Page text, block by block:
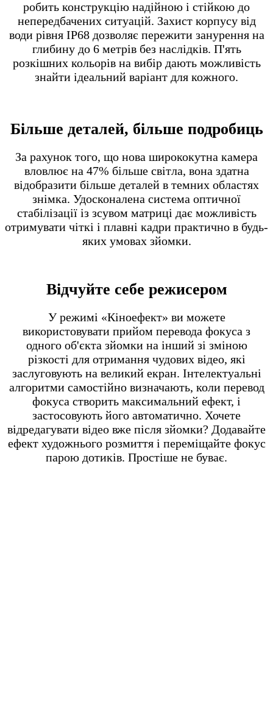
робить конструкцію надійною і стійкою до
непередбачених ситуацій. Захист корпусу від
води рівня IP68 дозволяє пережити занурення на
глибину до 6 метрів без наслідків. П'ять
розкішних кольорів на вибір дають можливість
знайти ідеальний варіант для кожного.
Більше деталей, більше подробиць
За рахунок того, що нова ширококутна камера
вловлює на 47% більше світла, вона здатна
відобразити більше деталей в темних областях
знімка. Удосконалена система оптичної
стабілізації із зсувом матриці дає можливість
отримувати чіткі і плавні кадри практично в будь-
яких умовах зйомки.
Відчуйте себе режисером
У режимі «Кіноефект» ви можете
використовувати прийом перевода фокуса з
одного об'єкта зйомки на інший зі зміною
різкості для отримання чудових відео, які
заслуговують на великий екран. Інтелектуальні
алгоритми самостійно визначають, коли перевод
фокуса створить максимальний ефект, і
застосовують його автоматично. Хочете
відредагувати відео вже після зйомки? Додавайте
ефект художнього розмиття і переміщайте фокус
парою дотиків. Простіше не буває.